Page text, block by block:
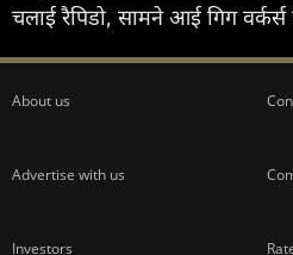
चलाई रैपिडो, सामने आई गिग
About us
Advertise with us
Investors